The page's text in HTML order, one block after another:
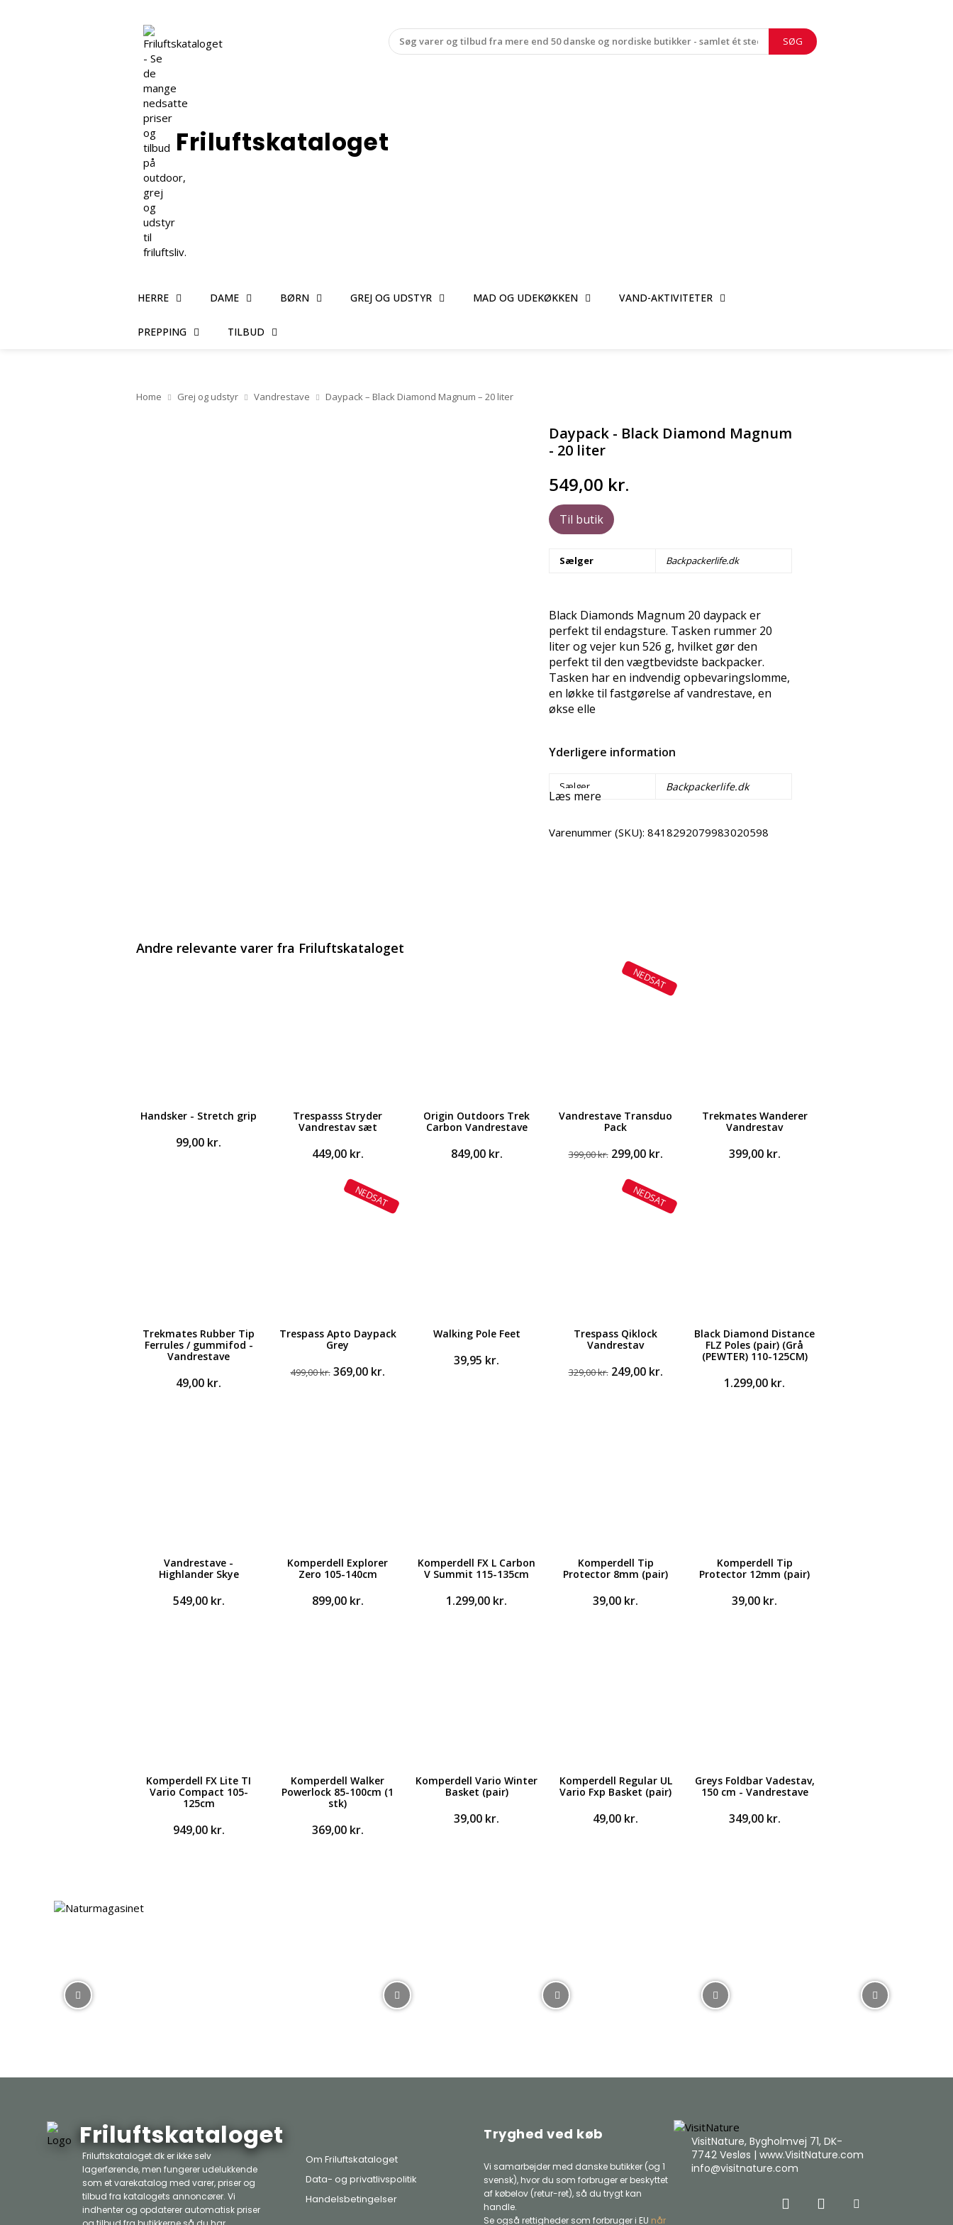
Friluftskataloget
SØG
HERRE DAME BØRN GREJ OG UDSTYR MAD OG UDEKØKKEN VAND-AKTIVITETER
PREPPING TILBUD
Home Grej og udstyr Vandrestave Daypack – Black Diamond Magnum – 20 liter
Daypack - Black Diamond Magnum
- 20 liter
549,00 kr.
Til butik
Sælger Backpackerlife.dk
Black Diamonds Magnum 20 daypack er
perfekt til endagsture. Tasken rummer 20
liter og vejer kun 526 g, hvilket gør den
perfekt til den vægtbevidste backpacker.
Tasken har en indvendig opbevaringslomme,
en løkke til fastgørelse af vandrestave, en
økse elle
Yderligere information
Sælger Backpackerlife.dk
Læs mere
Varenummer (SKU):8418292079983020598
Andre relevante varer fra Friluftskataloget
Handsker - Stretch grip
99,00 kr.
Trespasss Stryder
Vandrestav sæt
449,00 kr.
Origin Outdoors Trek
Carbon Vandrestave
849,00 kr.
NEDSAT
Vandrestave Transduo
Pack
399,00kr. Den
pris
var:
399,00 kr..
299,00 kr.Den
er:
299,00 kr..
Trekmates Wanderer
Vandrestav
399,00 kr.
Trekmates Rubber Tip
Ferrules / gummifod -
Vandrestave
49,00 kr.
NEDSAT
Trespass Apto Daypack
Grey
499,00kr. Den
369,00 kr.Den
Walking Pole Feet
39,95 kr.
NEDSAT
Trespass Qiklock
Vandrestav
329,00kr. Den
249,00 kr.Den
Black Diamond Distance
FLZ Poles (pair) (Grå
(PEWTER) 110-125CM)
1.299,00 kr.
Vandrestave -
Highlander Skye
549,00 kr.
Komperdell Explorer
Zero 105-140cm
899,00 kr.
Komperdell FX L Carbon
V Summit 115-135cm
1.299,00 kr.
Komperdell Tip
Protector 8mm (pair)
39,00 kr.
Komperdell Tip
Protector 12mm (pair)
39,00 kr.
Komperdell FX Lite TI
Vario Compact 105-
125cm
949,00 kr.
Komperdell Walker
Powerlock 85-100cm (1
stk)
369,00 kr.
Komperdell Vario Winter
Basket (pair)
39,00 kr.
Komperdell Regular UL
Vario Fxp Basket (pair)
49,00 kr.
Greys Foldbar Vadestav,
150 cm - Vandrestave
349,00 kr.
Friluftskataloget
Friluftskataloget.dk er ikke selv
lagerførende, men fungerer udelukkende
som et varekatalog med varer, priser og
tilbud fra katalogets annoncører. Vi
indhenter og opdaterer automatisk priser
Om Friluftskataloget
Data- og privatlivspolitik
Handelsbetingelser
Tryghed ved køb
Vi samarbejder med danske butikker (og 1
svensk), hvor du som forbruger er beskyttet
af købelov (retur-ret), så du trygt kan
handle.
Se også rettigheder som forbruger i EU når
VisitNature, Bygholmvej 71, DK-
7742 Vesløs | www.VisitNature.com
info@visitnature.com